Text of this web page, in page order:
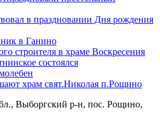
в праздновании Дня рождения
в Ганино
строителя в храме Воскресения
состоялся
храм свят.Николая п.Рощино
Выборгский р-н, пос. Рощино,